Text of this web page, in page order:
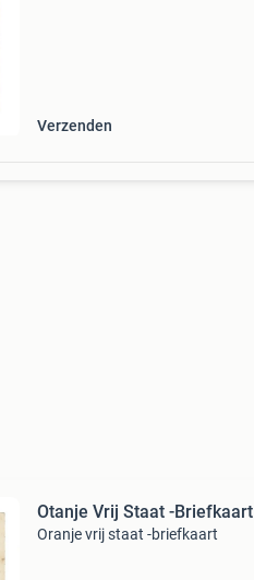
Verzenden
Otanje Vrij Staat -Briefkaart
Oranje vrij staat -briefkaart